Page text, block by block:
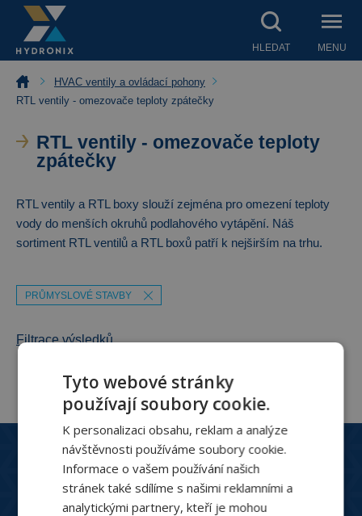
HLEDAT MENU
HVAC ventily a ovládací pohony
RTL ventily - omezovače teploty zpátečky
RTL ventily - omezovače teploty
zpátečky
RTL ventily a RTL boxy slouží zejména pro omezení teploty
vody do menších okruhů podlahového vytápění. Náš
sortiment RTL ventilů a RTL boxů patří k nejširším na trhu.
PRŮMYSLOVÉ STAVBY
Filtrace výsledků
Zákaznický servis
+420 244 466 792
Po-Pá: 8:30 - 16:00
hydronix@hydronix.cz
Tyto webové stránky
používají soubory cookie.
K personalizaci obsahu, reklam a analýze
návštěvnosti používáme soubory cookie.
Informace o vašem používání našich
stránek také sdílíme s našimi reklamními a
analytickými partnery, kteří je mohou